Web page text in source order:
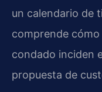
un calendario de
comprende
condado inciden
propuesta de